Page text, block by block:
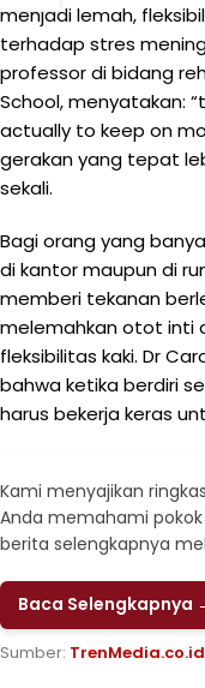
menjadi lemah,
terhadap stres
professor di bidang
School, menyatakan:
actually to keep on
gerakan yang tepat
sekali.
Bagi orang yang
di kantor maupun di
memberi tekanan
melemahkan otot inti
fleksibilitas kaki. Dr
bahwa ketika berdiri
harus bekerja keras
Kami menyajikan
Anda memahami
berita selengkapnya
Baca Selengkapnya
Sumber: TrenMedia.co.id